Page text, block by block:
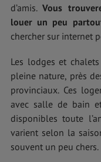
d’amis.Vous
louer un peu
chercher sur internet
Les lodges et
pleine nature, près
provinciaux. Ces
avec salle de bain et
disponibles toute
varient selon la
souvent un peu chers.